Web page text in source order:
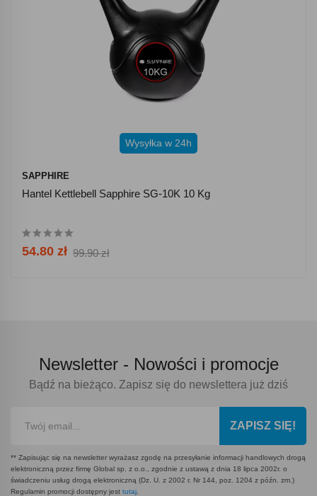
Wysyłka w 24h
SAPPHIRE
Hantel Kettlebell Sapphire SG-10K 10 Kg
54.80 zł 99.90 zł
Newsletter - Nowości i promocje
Bądź na bieżąco. Zapisz się do newslettera już dziś
ZAPISZ SIĘ!
** Zapisując się na newsletter wyrażasz zgodę na przesyłanie informacji handlowych drogą
elektroniczną przez firmę Global sp. z o.o., zgodnie z ustawą z dnia 18 lipca 2002r. o
świadczeniu usług drogą elektroniczną (Dz. U. z 2002 r. Nr 144, poz. 1204 z późn. zm.)
Regulamin promocji dostępny jest tutaj